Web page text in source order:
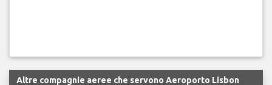
Altre compagnie aeree che servono Aeroporto Lisbon